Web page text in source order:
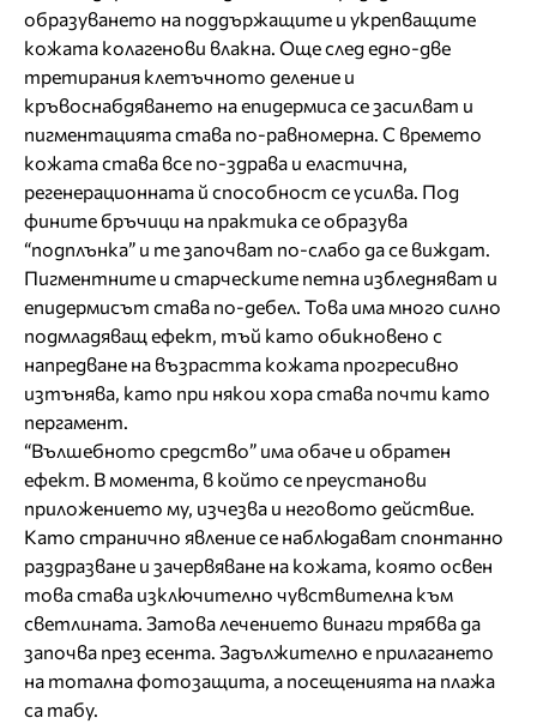
образуването на поддържащите и укрепващите
кожата колагенови влакна. Още след едно-две
третирания клетъчното деление и
кръвоснабдяването на епидермиса се засилват и
пигментацията става по-равномерна. С времето
кожата става все по-здрава и еластична,
регенерационната й способност се усилва. Под
фините бръчици на практика се образува
“подплънка” и те започват по-слабо да се виждат.
Пигментните и старческите петна избледняват и
епидермисът става по-дебел. Това има много силно
подмладяващ ефект, тъй като обикновено с
напредване на възрастта кожата прогресивно
изтънява, като при някои хора става почти като
пергамент.
“Вълшебното средство” има обаче и обратен
ефект. В момента, в който се преустанови
приложението му, изчезва и неговото действие.
Като странично явление се наблюдават спонтанно
раздразване и зачервяване на кожата, която освен
това става изключително чувствителна към
светлината. Затова лечението винаги трябва да
започва през есента. Задължително е прилагането
на тотална фотозащита, а посещенията на плажа
са табу.